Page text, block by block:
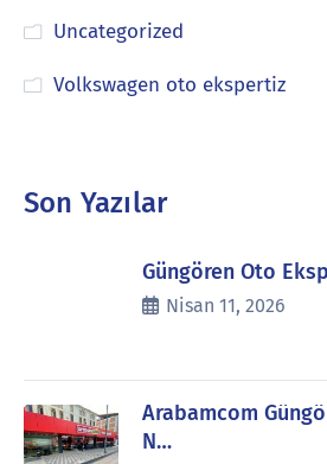
Uncategorized
Volkswagen oto ekspertiz
Son Yazılar
Güngören Oto
Nisan 11, 2026
Arabamcom
N…